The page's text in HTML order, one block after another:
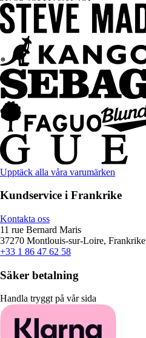
Upptäck alla våra varumärken
Kundservice i Frankrike
Kontakta oss
11 rue Bernard Maris
37270 Montlouis-sur-Loire, Frankrike
+33 1 86 47 62 58
Säker betalning
Handla tryggt på vår sida